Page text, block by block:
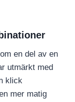
en del av en
utmärkt med
klick
mer matig